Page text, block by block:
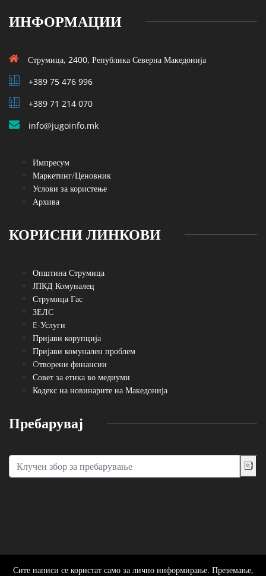
ИНФОРМАЦИИ
Струмица, 2400, Република Северна Македонија
+389 75 476 996
+389 71 214 070
info@jugoinfo.mk
Импресум
Маркетинг/Ценовник
Услови за користење
Архива
КОРИСНИ ЛИНКОВИ
Општина Струмица
ЈПКД Комуналец
Струмица Гас
ЗЕЛС
E-Услуги
Пријави корупција
Пријави комунален проблем
Oтворени финансии
Совет за етика во медиуми
Кодекс на новинарите на Македонија
Пребарувај
Сите написи се користат само за лично информирање. Преземање,